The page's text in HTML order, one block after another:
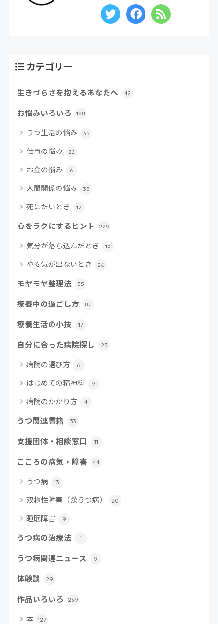
カテゴリー
生きづらさを抱えるあなたへ 42
お悩みいろいろ 188
うつ生活の悩み 33
仕事の悩み 22
お金の悩み 6
人間関係の悩み 38
死にたいとき 17
心をラクにするヒント 229
気分が落ち込んだとき 10
やる気が出ないとき 26
モヤモヤ整理法 35
療養中の過ごし方 80
療養生活の小技 17
自分に合った病院探し 23
病院の選び方 6
はじめての精神科 9
病院のかかり方 4
うつ関連書籍 33
支援団体・相談窓口 11
こころの病気・障害 44
うつ病 13
双極性障害（躁うつ病） 20
睡眠障害 9
うつ病の治療法 1
うつ病関連ニュース 9
体験談 29
作品いろいろ 239
本 127